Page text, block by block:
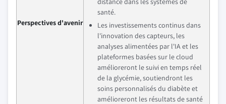
Perspectives d'avenir
santé.
Les investissements continus dans
l'innovation des capteurs, les
analyses alimentées par l'IA et les
plateformes basées sur le cloud
amélioreront le suivi en temps réel
de la glycémie, soutiendront les
soins personnalisés du diabète et
amélioreront les résultats de santé